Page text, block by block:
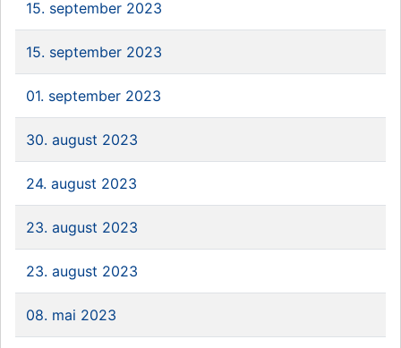
15. september 2023
15. september 2023
01. september 2023
30. august 2023
24. august 2023
23. august 2023
23. august 2023
08. mai 2023